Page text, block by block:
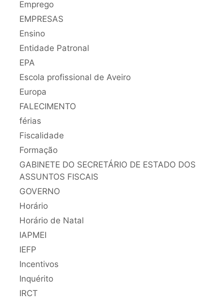
Emprego
EMPRESAS
Ensino
Entidade Patronal
EPA
Escola profissional de Aveiro
Europa
FALECIMENTO
férias
Fiscalidade
Formação
GABINETE DO SECRETÁRIO DE ESTADO DOS
ASSUNTOS FISCAIS
GOVERNO
Horário
Horário de Natal
IAPMEI
IEFP
Incentivos
Inquérito
IRCT